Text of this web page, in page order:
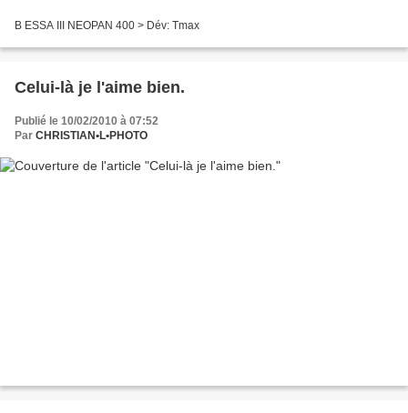
B ESSA III NEOPAN 400 > Dév: Tmax
Celui-là je l'aime bien.
Publié le 10/02/2010 à 07:52
Par CHRISTIAN•L•PHOTO